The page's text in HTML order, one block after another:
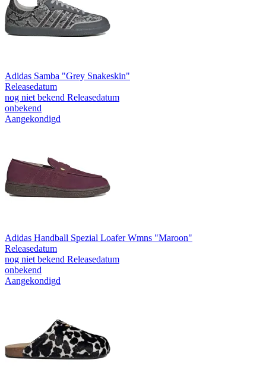
Adidas Samba "Grey Snakeskin"
Releasedatum
nog niet bekend Releasedatum
onbekend
Aangekondigd
Adidas Handball Spezial Loafer Wmns "Maroon"
Releasedatum
nog niet bekend Releasedatum
onbekend
Aangekondigd